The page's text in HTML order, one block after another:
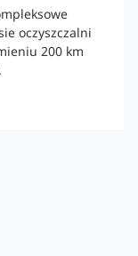
oczyszczalni
200 km